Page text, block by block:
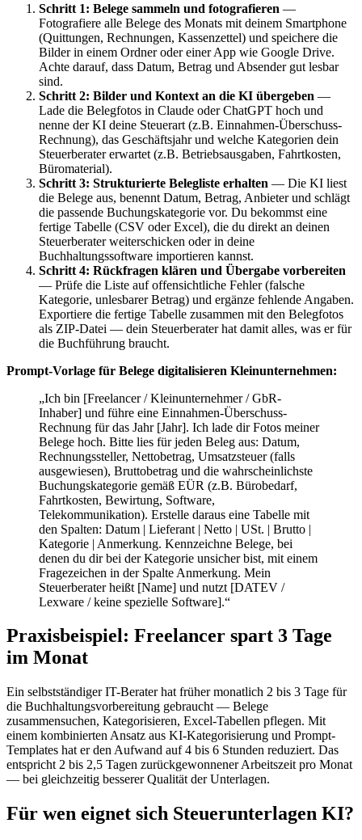
Schritt 1: Belege sammeln und fotografieren —
Fotografiere alle Belege des Monats mit deinem Smartphone
(Quittungen, Rechnungen, Kassenzettel) und speichere die
Bilder in einem Ordner oder einer App wie Google Drive.
Achte darauf, dass Datum, Betrag und Absender gut lesbar
sind.
Schritt 2: Bilder und Kontext an die KI übergeben —
Lade die Belegfotos in Claude oder ChatGPT hoch und
nenne der KI deine Steuerart (z.B. Einnahmen-Überschuss-
Rechnung), das Geschäftsjahr und welche Kategorien dein
Steuerberater erwartet (z.B. Betriebsausgaben, Fahrtkosten,
Büromaterial).
Schritt 3: Strukturierte Belegliste erhalten — Die KI liest
die Belege aus, benennt Datum, Betrag, Anbieter und schlägt
die passende Buchungskategorie vor. Du bekommst eine
fertige Tabelle (CSV oder Excel), die du direkt an deinen
Steuerberater weiterschicken oder in deine
Buchhaltungssoftware importieren kannst.
Schritt 4: Rückfragen klären und Übergabe vorbereiten
— Prüfe die Liste auf offensichtliche Fehler (falsche
Kategorie, unlesbarer Betrag) und ergänze fehlende Angaben.
Exportiere die fertige Tabelle zusammen mit den Belegfotos
als ZIP-Datei — dein Steuerberater hat damit alles, was er für
die Buchführung braucht.
Prompt-Vorlage für Belege digitalisieren Kleinunternehmen:
„Ich bin [Freelancer / Kleinunternehmer / GbR-
Inhaber] und führe eine Einnahmen-Überschuss-
Rechnung für das Jahr [Jahr]. Ich lade dir Fotos meiner
Belege hoch. Bitte lies für jeden Beleg aus: Datum,
Rechnungssteller, Nettobetrag, Umsatzsteuer (falls
ausgewiesen), Bruttobetrag und die wahrscheinlichste
Buchungskategorie gemäß EÜR (z.B. Bürobedarf,
Fahrtkosten, Bewirtung, Software,
Telekommunikation). Erstelle daraus eine Tabelle mit
den Spalten: Datum | Lieferant | Netto | USt. | Brutto |
Kategorie | Anmerkung. Kennzeichne Belege, bei
denen du dir bei der Kategorie unsicher bist, mit einem
Fragezeichen in der Spalte Anmerkung. Mein
Steuerberater heißt [Name] und nutzt [DATEV /
Lexware / keine spezielle Software].“
Praxisbeispiel: Freelancer spart 3 Tage
im Monat
Ein selbstständiger IT-Berater hat früher monatlich 2 bis 3 Tage für
die Buchhaltungsvorbereitung gebraucht — Belege
zusammensuchen, Kategorisieren, Excel-Tabellen pflegen. Mit
einem kombinierten Ansatz aus KI-Kategorisierung und Prompt-
Templates hat er den Aufwand auf 4 bis 6 Stunden reduziert. Das
entspricht 2 bis 2,5 Tagen zurückgewonnener Arbeitszeit pro Monat
— bei gleichzeitig besserer Qualität der Unterlagen.
Für wen eignet sich Steuerunterlagen KI?